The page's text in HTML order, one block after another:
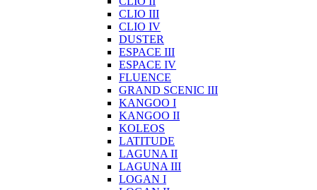
CLIO III
CLIO IV
DUSTER
ESPACE III
ESPACE IV
FLUENCE
GRAND SCENIC III
KANGOO I
KANGOO II
KOLEOS
LATITUDE
LAGUNA II
LAGUNA III
LOGAN I